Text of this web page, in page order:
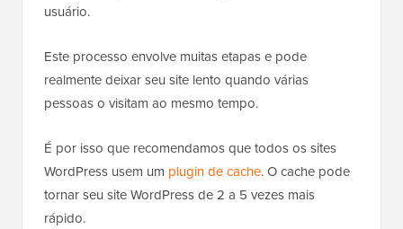
usuário.
Este processo envolve muitas etapas e pode
realmente deixar seu site lento quando várias
pessoas o visitam ao mesmo tempo.
É por isso que recomendamos que todos os sites
WordPress usem um plugin de cache. O cache pode
tornar seu site WordPress de 2 a 5 vezes mais
rápido.